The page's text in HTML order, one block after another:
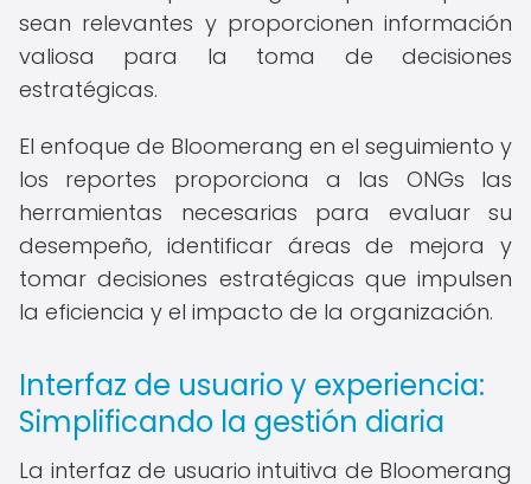
sean relevantes y proporcionen información
valiosa para la toma de decisiones
estratégicas.
El enfoque de Bloomerang en el seguimiento y
los reportes proporciona a las ONGs las
herramientas necesarias para evaluar su
desempeño, identificar áreas de mejora y
tomar decisiones estratégicas que impulsen
la eficiencia y el impacto de la organización.
Interfaz de usuario y experiencia:
Simplificando la gestión diaria
La interfaz de usuario intuitiva de Bloomerang